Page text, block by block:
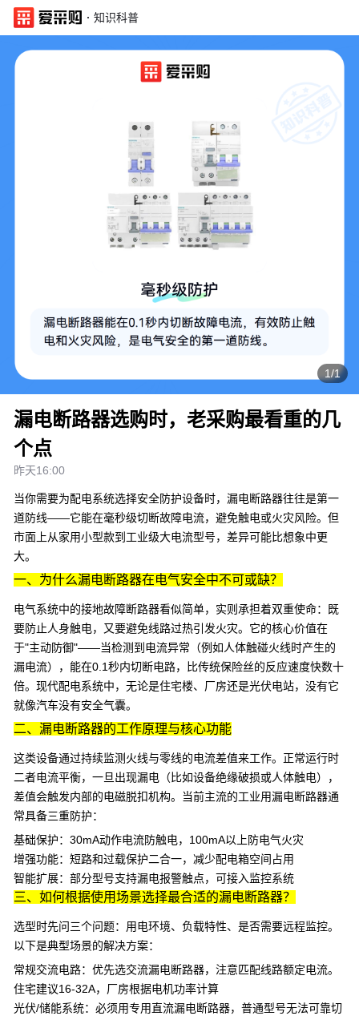
· 知识科普
1/1
漏电断路器选购时，老采购最看重的几
个点
昨天16:00
当你需要为配电系统选择安全防护设备时， 漏电断路器往往是第一
道防线——它能在毫秒级切断故障电流，避免触电或火灾风险。但
市面上从家用小型款到工业级大电流型号，差异可能比想象中更
大。
一、为什么漏电断路器在电气安全中不可或缺？
电气系统中的接地故障断路器看似简单，实则承担着双重使命：既
要防止人身触电，又要避免线路过热引发火灾。它的核心价值在
于"主动防御"——当检测到电流异常（例如人体触碰火线时产生的
漏电流），能在0.1秒内切断电路，比传统保险丝的反应速度快数十
倍。现代配电系统中，无论是住宅楼、厂房还是光伏电站，没有它
就像汽车没有安全气囊。
二、漏电断路器的工作原理与核心功能
这类设备通过持续监测火线与零线的电流差值来工作。正常运行时
二者电流平衡，一旦出现漏电（比如设备绝缘破损或人体触电），
差值会触发内部的电磁脱扣机构。当前主流的工业用漏电断路器通
常具备三重防护：
基础保护：30mA动作电流防触电，100mA以上防电气火灾
增强功能：短路和过载保护二合一，减少配电箱空间占用
智能扩展：部分型号支持漏电报警触点，可接入监控系统
三、如何根据使用场景选择最合适的漏电断路器？
选型时先问三个问题：用电环境、负载特性、是否需要远程监控。
以下是典型场景的解决方案：
常规交流电路：优先选交流漏电断路器，注意匹配线路额定电流。
住宅建议16-32A，厂房根据电机功率计算
光伏/储能系统：必须用专用直流漏电断路器，普通型号无法可靠切